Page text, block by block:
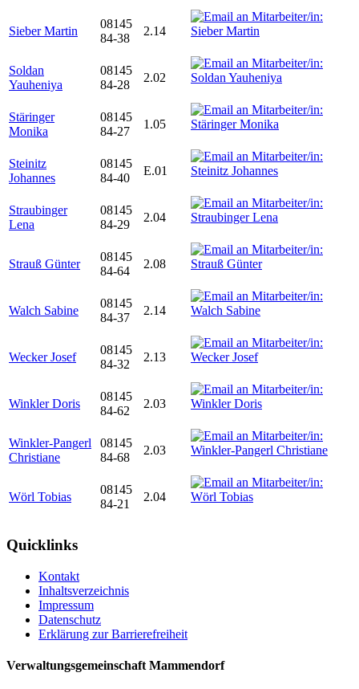
Sieber Martin
08145
84-38
2.14
Soldan
Yauheniya
08145
84-28
2.02
Stäringer
Monika
08145
84-27
1.05
Steinitz
Johannes
08145
84-40
E.01
Straubinger
Lena
08145
84-29
2.04
Strauß Günter
08145
84-64
2.08
Walch Sabine
08145
84-37
2.14
Wecker Josef
08145
84-32
2.13
Winkler Doris
08145
84-62
2.03
Winkler-Pangerl
Christiane
08145
84-68
2.03
Wörl Tobias
08145
84-21
2.04
Quicklinks
Kontakt
Inhaltsverzeichnis
Impressum
Datenschutz
Erklärung zur Barrierefreiheit
Verwaltungsgemeinschaft Mammendorf